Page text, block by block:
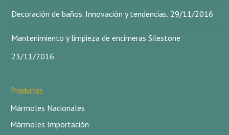
Decoración de baños. Innovación y tendencias. 29/11/2016
Mantenimiento y limpieza de encimeras Silestone
23/11/2016
Productos
Mármoles Nacionales
Mármoles Importación